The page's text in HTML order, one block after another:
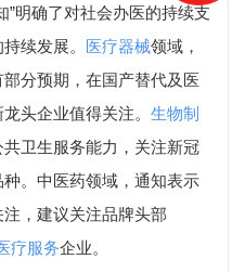
确了对社会办医的持续支
续发展。 医疗器械领域，
分预期，在国产替代及医
头企业值得关注。 生物制
卫生服务能力，关注新冠
。中医药领域，通知表示
，建议关注品牌头部
疗服务企业。